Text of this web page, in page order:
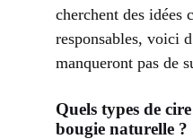
cherchent des idées
responsables,voici
manqueront pas de
Quels types de
bougie naturelle ?